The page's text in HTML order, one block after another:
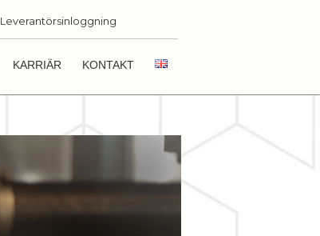
Leverantörsinloggning
KARRIÄR KONTAKT